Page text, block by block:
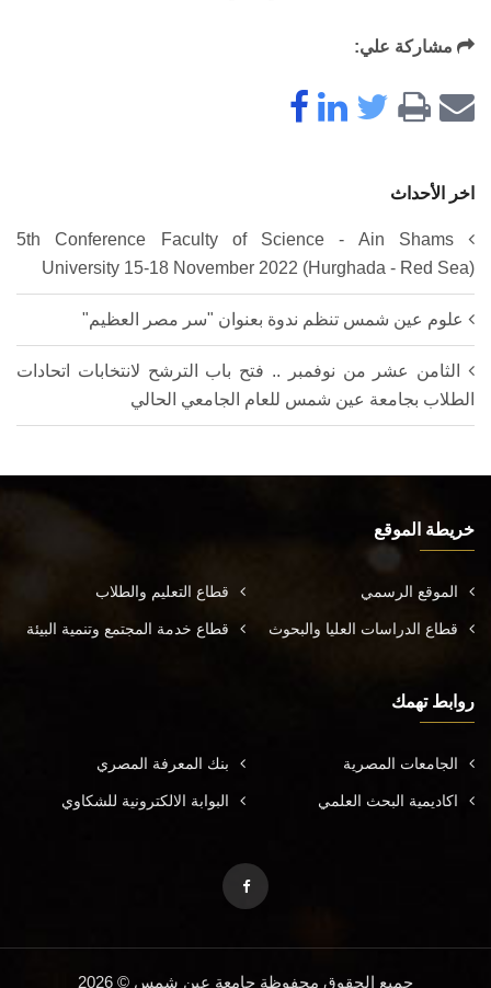
مشاركة علي:
اخر الأحداث
5th Conference Faculty of Science - Ain Shams
University 15-18 November 2022 (Hurghada - Red Sea)
علوم عين شمس تنظم ندوة بعنوان "سر مصر العظيم"
الثامن عشر من نوفمبر .. فتح باب الترشح لانتخابات اتحادات
الطلاب بجامعة عين شمس للعام الجامعي الحالي
خريطة الموقع
الموقع الرسمي قطاع التعليم والطلاب
قطاع الدراسات العليا والبحوث قطاع خدمة المجتمع وتنمية البيئة
روابط تهمك
الجامعات المصرية بنك المعرفة المصري
اكاديمية البحث العلمي البوابة الالكترونية للشكاوي
جميع الحقوق محفوظة جامعة عين شمس © 2026